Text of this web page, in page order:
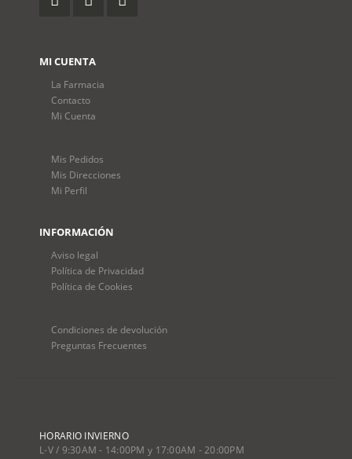
MI CUENTA
La Farmacia
Contacto
Mi Cuenta
Mis Pedidos
Mis Direcciones
Mi Perfil
INFORMACIÓN
Aviso legal
Política de Privacidad
Política de Cookies
Condiciones de devolución
Preguntas Frecuentes
HORARIO INVIERNO
L-V / 9:30AM - 14:00PM y 17:00AM - 20:00PM